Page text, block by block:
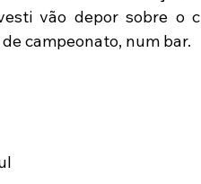
vão depor sobre o
campeonato, num bar.